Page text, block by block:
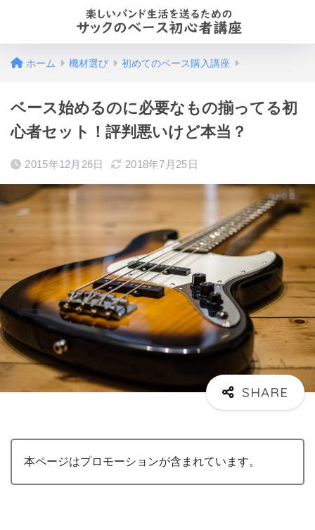
ホーム 機材選び 初めてのベース購入講座
ベース始めるのに必要なもの揃ってる初
心者セット！評判悪いけど本当？
2015年12月26日 2018年7月25日
本ページはプロモーションが含まれています。